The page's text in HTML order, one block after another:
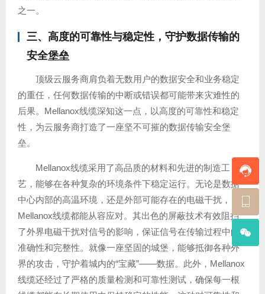
之一。
三、高度的可靠性与稳定性，守护数据传输的
安全堡垒
顶级云服务商肩负着无数用户的数据安全和业务稳定
的重任，任何数据传输的中断或错误都可能带来灾难性的
后果。Mellanox线缆深知这一点，以高度的可靠性和稳定
性，为云服务商打造了一座坚不可摧的数据传输安全堡
垒。
Mellanox线缆采用了高品质的材料和先进的制造工
艺，能够在各种复杂的环境条件下稳定运行。无论是数据
中心内部的高温环境，还是外部可能存在的电磁干扰，
Mellanox线缆都能从容应对。其出色的屏蔽技术有效阻挡
了外界电磁干扰对信号的影响，保证信号在传输过程中的
准确性和完整性。就像一座坚固的城堡，能够抵御各种外
界的攻击，守护着城内的“宝藏”——数据。此外，Mellanox
线缆还经过了严格的质量检测和可靠性测试，确保每一根